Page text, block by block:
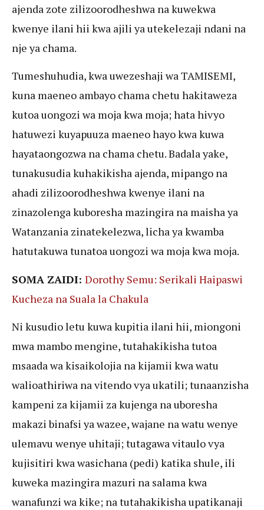
ajenda zote zilizoorodheshwa na kuwekwa
kwenye ilani hii kwa ajili ya utekelezaji ndani na
nje ya chama.
Tumeshuhudia, kwa uwezeshaji wa TAMISEMI,
kuna maeneo ambayo chama chetu hakitaweza
kutoa uongozi wa moja kwa moja; hata hivyo
hatuwezi kuyapuuza maeneo hayo kwa kuwa
hayataongozwa na chama chetu. Badala yake,
tunakusudia kuhakikisha ajenda, mipango na
ahadi zilizoorodheshwa kwenye ilani na
zinazolenga kuboresha mazingira na maisha ya
Watanzania zinatekelezwa, licha ya kwamba
hatutakuwa tunatoa uongozi wa moja kwa moja.
SOMA ZAIDI: Dorothy Semu: Serikali Haipaswi
Kucheza na Suala la Chakula
Ni kusudio letu kuwa kupitia ilani hii, miongoni
mwa mambo mengine, tutahakikisha tutoa
msaada wa kisaikolojia na kijamii kwa watu
walioathiriwa na vitendo vya ukatili; tunaanzisha
kampeni za kijamii za kujenga na uboresha
makazi binafsi ya wazee, wajane na watu wenye
ulemavu wenye uhitaji; tutagawa vitaulo vya
kujisitiri kwa wasichana (pedi) katika shule, ili
kuweka mazingira mazuri na salama kwa
wanafunzi wa kike; na tutahakikisha upatikanaji